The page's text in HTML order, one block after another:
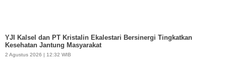
YJI Kalsel dan PT Kristalin Ekalestari Bersinergi Tingkatkan
Kesehatan Jantung Masyarakat
2 Agustus 2026 | 12:32 WIB